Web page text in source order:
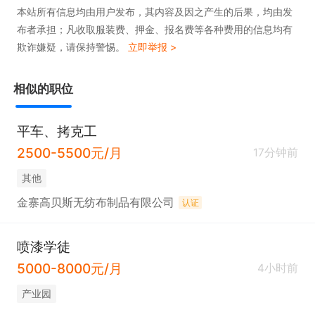
本站所有信息均由用户发布，其内容及因之产生的后果，均由发
布者承担；凡收取服装费、押金、报名费等各种费用的信息均有
欺诈嫌疑，请保持警惕。 立即举报 >
相似的职位
平车、拷克工
2500-5500元/月
17分钟前
其他
金寨高贝斯无纺布制品有限公司 认证
喷漆学徒
5000-8000元/月
4小时前
产业园